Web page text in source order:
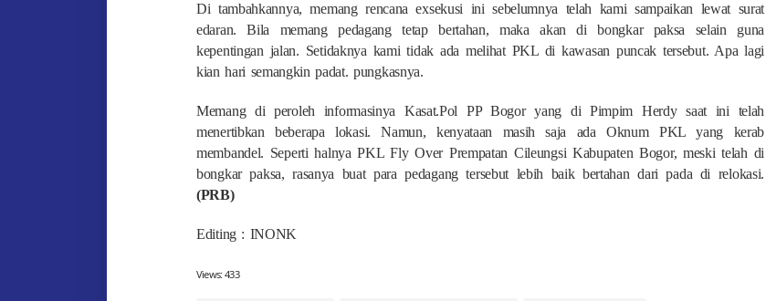
Di tambahkannya, memang rencana exsekusi ini sebelumnya telah kami sampaikan lewat surat
edaran. Bila memang pedagang tetap bertahan, maka akan di bongkar paksa selain guna
kepentingan jalan. Setidaknya kami tidak ada melihat PKL di kawasan puncak tersebut. Apa lagi
kian hari semangkin padat. pungkasnya.
Memang di peroleh informasinya Kasat.Pol PP Bogor yang di Pimpim Herdy saat ini telah
menertibkan beberapa lokasi. Namun, kenyataan masih saja ada Oknum PKL yang kerab
membandel. Seperti halnya PKL Fly Over Prempatan Cileungsi Kabupaten Bogor, meski telah di
bongkar paksa, rasanya buat para pedagang tersebut lebih baik bertahan dari pada di relokasi.
(PRB)
Editing : INONK
Views: 433